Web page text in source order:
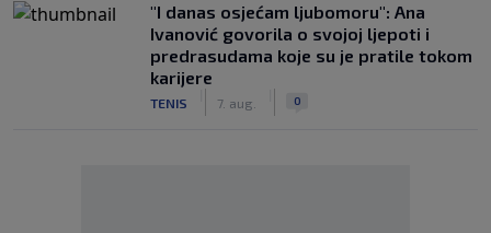
"I danas osjećam ljubomoru": Ana
Ivanović govorila o svojoj ljepoti i
predrasudama koje su je pratile tokom
karijere
TENIS 7. aug. 0